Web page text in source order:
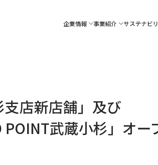
企業情報 事業紹介 サステナビ
支店新店舗」及び
武蔵小杉」オー